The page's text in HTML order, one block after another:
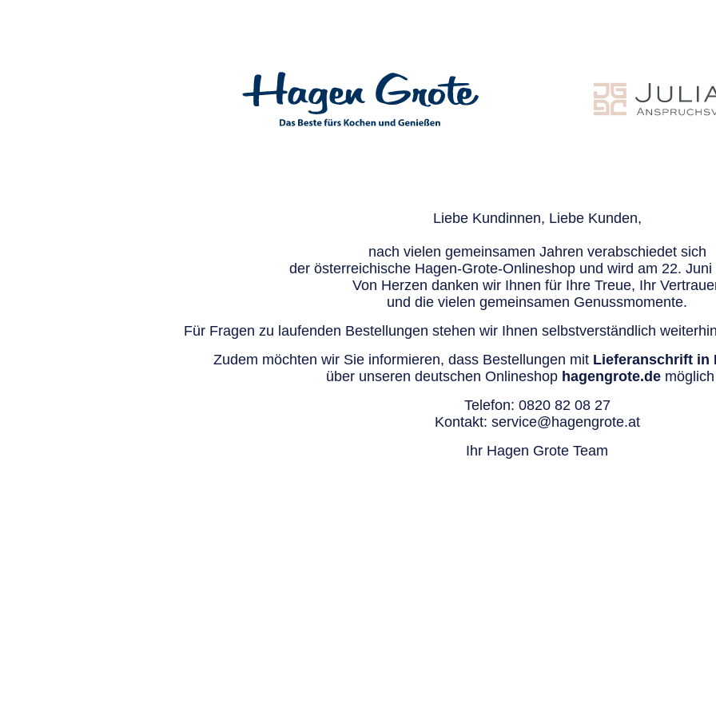
Liebe Kundinnen, Liebe Kunden,
nach vielen gemeinsamen Jahren verabschiedet sich
der österreichische Hagen-Grote-Onlineshop und wird am 22. Juni
Von Herzen danken wir Ihnen für Ihre Treue, Ihr
und die vielen gemeinsamen Genussmomente.
Für Fragen zu laufenden Bestellungen stehen wir Ihnen selbstverständlich
Zudem möchten wir Sie informieren, dass Bestellungen mit Lieferanschrift in
über unseren deutschen Onlineshop hagengrote.demöglich
Telefon: 0820 82 08 27
Kontakt: service@hagengrote.at
Ihr Hagen Grote Team